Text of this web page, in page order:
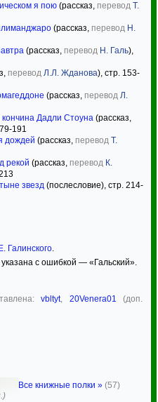
я пою (рассказ, перевод Т.
(рассказ, перевод Н.
(рассказ, перевод Н. Галь),
перевод Л.Л. Жданова), стр. 153-
(рассказ, перевод Л.
Дадли Стоуна (рассказ,
191
дождей (рассказ, перевод Т.
рекой (рассказ, перевод К.
звезд (послесловие), стр. 214-
Е. Галинского.
с ошибкой — «Гальский».
vbltyt, 20Venera01 (доп.
Все книжные полки » (57)